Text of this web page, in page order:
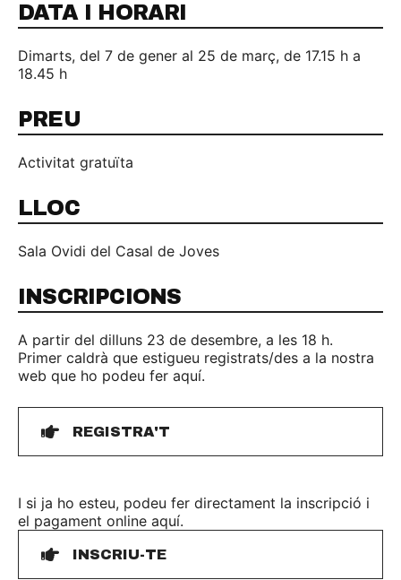
DATA I HORARI
Dimarts, del 7 de gener al 25 de març, de 17.15 h a
18.45 h
PREU
Activitat gratuïta
LLOC
Sala Ovidi del Casal de Joves
INSCRIPCIONS
A partir del dilluns 23 de desembre, a les 18 h.
Primer caldrà que estigueu registrats/des a la nostra
web que ho podeu fer aquí.
REGISTRA'T
I si ja ho esteu, podeu fer directament la inscripció i
el pagament online aquí.
INSCRIU-TE